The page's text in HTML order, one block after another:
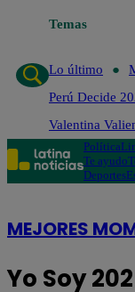
Temas
de Risa Perú Decide
Lo último
Perú Decide
Valentina
Política
Te ayudo
Deportes
MEJORES
Yo Soy